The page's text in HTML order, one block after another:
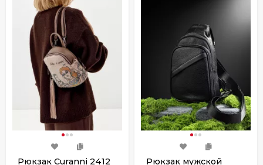
Рюкзак Curanni 2412
Рюкзак мужской